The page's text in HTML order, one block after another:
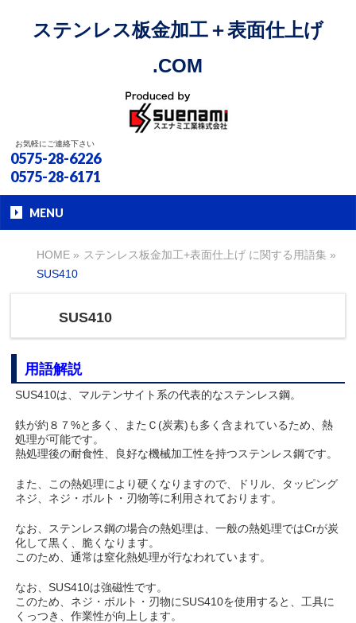
ステンレス板金加工＋表面仕上げ
.COM
お気軽にご連絡下さい
0575-28-6226
0575-28-6171
MENU
HOME » ステンレス板金加工+表面仕上げ に関する用語集 »
SUS410
SUS410
用語解説
SUS410は、マルテンサイト系の代表的なステンレス鋼。
鉄が約８７%と多く、またＣ(炭素)も多く含まれているため、熱
処理が可能です。
熱処理後の耐食性、良好な機械加工性を持つステンレス鋼です。
また、この熱処理により硬くなりますので、ドリル、タッピング
ネジ、ネジ・ボルト・刃物等に利用されております。
なお、ステンレス鋼の場合の熱処理は、一般の熱処理ではCrが炭
化して黒く、脆くなります。
このため、通常は窒化熱処理が行なわれています。
なお、SUS410は強磁性です。
このため、ネジ・ボルト・刃物にSUS410を使用すると、工具に
くっつき、作業性が向上します。